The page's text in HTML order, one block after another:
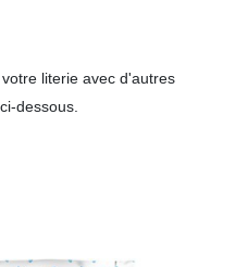
literie avec d'autres
dessous.